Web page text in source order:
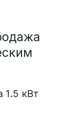
1.5 кВт